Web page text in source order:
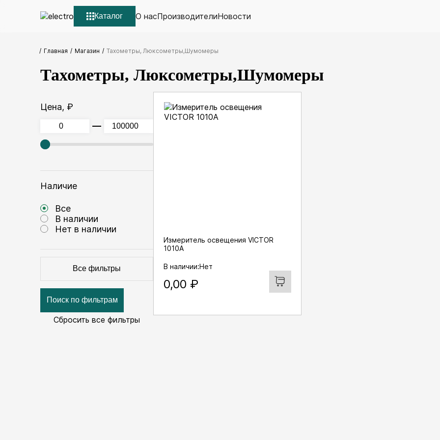
Каталог О насПроизводителиНовости
Главная Магазин Тахометры, Люксометры,Шумомеры
Тахометры, Люксометры,Шумомеры
Цена, ₽
Наличие
Все
В наличии
Нет в наличии
Все фильтры
Поиск по фильтрам
Сбросить все фильтры
Измеритель освещения VICTOR
1010А
В наличии:Нет
0,00 ₽